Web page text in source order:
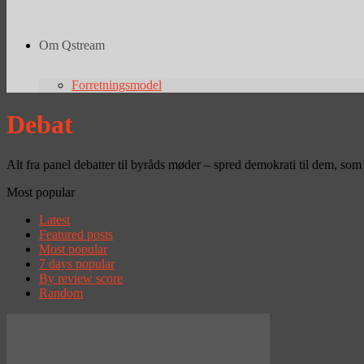
Om Qstream
Forretningsmodel
Debat
Alt fra panel debatter til byråds møder – spred demokrati til dem,
Most popular
Latest
Featured posts
Most popular
7 days popular
By review score
Random